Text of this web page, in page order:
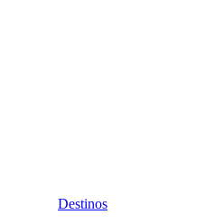
Destinos